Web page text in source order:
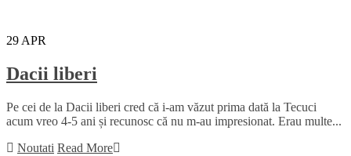
29APR
Dacii liberi
Pe cei de la Dacii liberi cred că i-am văzut prima dată la Tecuci
acum vreo 4-5 ani și recunosc că nu m-au impresionat. Erau multe...
Noutati Read More